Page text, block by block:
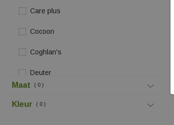
Care plus
Cocoon
Coghlan's
Deuter
Maat 0
Kleur 0